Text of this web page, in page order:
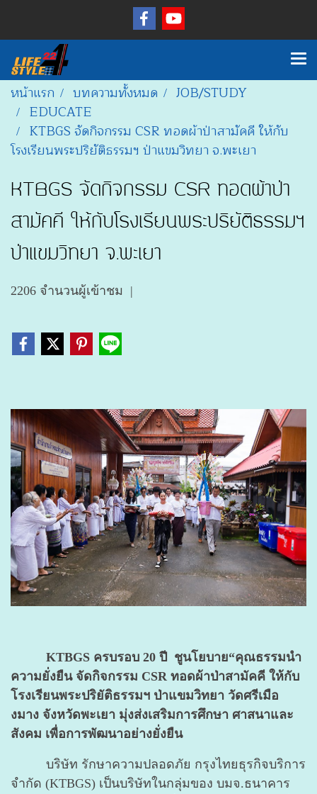
หน้าแรก บทความทั้งหมด
JOB/STUDY
EDUCATE
KTBGS จัดกิจกรรม CSR ทอดผ้าป่าสามัคคี ให้กับ
โรงเรียนพระปริยัติธรรมฯ ป่าแขมวิทยา จ.พะเยา
KTBGS จัดกิจกรรม CSR ทอดผ้าป่า
สามัคคี ให้กับโรงเรียนพระปริยัติธรรมฯ
ป่าแขมวิทยา จ.พะเยา
2206 จำนวนผู้เข้าชม |
KTBGS ครบรอบ 20 ปี ชูนโยบาย“คุณธรรมนำ
ความยั่งยืน จัดกิจกรรม CSR ทอดผ้าป่าสามัคคี ให้กับ
โรงเรียนพระปริยัติธรรมฯ ป่าแขมวิทยา วัดศรีเมือ
งมาง จังหวัดพะเยา มุ่งส่งเสริมการศึกษา ศาสนาและ
สังคม เพื่อการพัฒนาอย่างยั่งยืน
บริษัท รักษาความปลอดภัย กรุงไทยธุรกิจบริการ
จำกัด (KTBGS) เป็นบริษัทในกลุ่มของ บมจ.ธนาคาร